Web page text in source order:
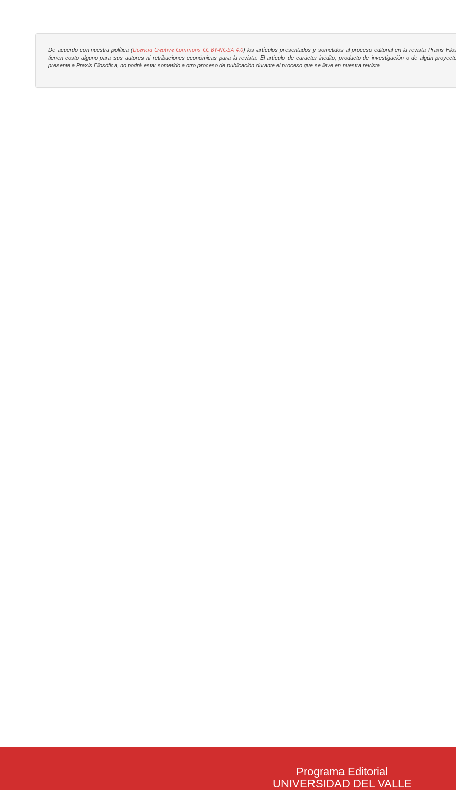
De acuerdo con nuestra política (Licencia Creative Commons CC BY-NC-SA 4.0) los artículos presentados y sometidos al proceso editorial en la revista Praxis
tienen costo alguno para sus autores ni retribuciones económicas para la revista. El artículo de carácter inédito, producto de investigación o de algún
presente a Praxis Filosófica, no podrá estar sometido a otro proceso de publicación durante el proceso que se lleve en nuestra revista.
Programa Editorial
UNIVERSIDAD DEL VALLE